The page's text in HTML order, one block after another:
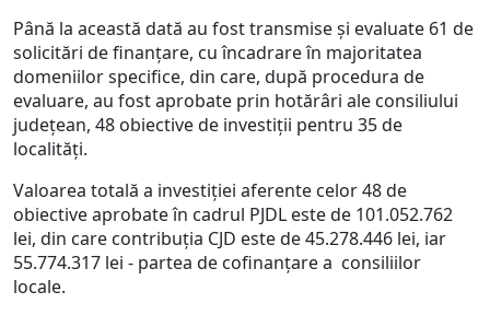
Până la această dată au fost transmise și evaluate 61 de
solicitări de finanțare, cu încadrare în majoritatea
domeniilor specifice, din care, după procedura de
evaluare, au fost aprobate prin hotărâri ale consiliului
județean, 48 obiective de investiții pentru 35 de
localități.
Valoarea totală a investiției aferente celor 48 de
obiective aprobate în cadrul PJDL este de 101.052.762
lei, din care contribuția CJD este de 45.278.446 lei, iar
55.774.317 lei - partea de cofinanțare a consiliilor
locale.